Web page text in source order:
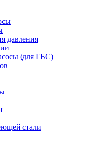
давления
(для ГВС)
стали